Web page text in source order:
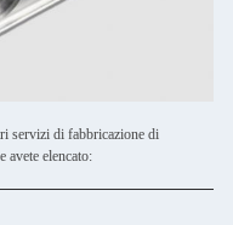
servizi di fabbricazione di
avete elencato: